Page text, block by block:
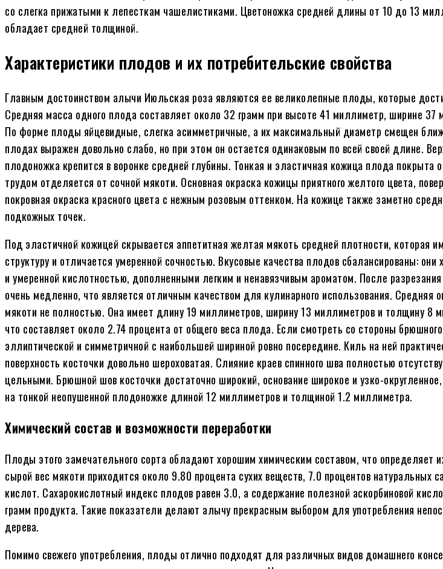
со слегка прижатыми к лепесткам чашелистиками. Цветоножка средней длины от 10 до 13
обладает средней толщиной.
Характеристики плодов и их потребительские свойства
Главным достоинством алычи Июльская роза являются ее великолепные плоды, которые
Средняя масса одного плода составляет около 32 грамм при высоте 41 миллиметр, ширине
По форме плоды яйцевидные, слегка асимметричные, а их максимальный диаметр смещен
плодах выражен довольно слабо, но при этом он остается одинаковым по всей своей длине.
плодоножка крепится в воронке средней глубины. Тонкая и эластичная кожица плода
трудом отделяется от сочной мякоти. Основная окраска кожицы приятного желтого цвета,
покровная окраска красного цвета с нежным розовым оттенком. На кожице также заметно
подкожных точек.
Под эластичной кожицей скрывается аппетитная желтая мякоть средней плотности, которая
структуру и отличается умеренной сочностью. Вкусовые качества плодов сбалансированы:
и умеренной кислотностью, дополненными легким и ненавязчивым ароматом. После
очень медленно, что является отличным качеством для кулинарного использования. Средняя
мякоти не полностью. Она имеет длину 19 миллиметров, ширину 13 миллиметров и толщину 8
что составляет около 2.74 процента от общего веса плода. Если смотреть со стороны
эллиптической и симметричной с наибольшей шириной ровно посередине. Киль на ней
поверхность косточки довольно шероховатая. Слияние краев спинного шва полностью
цельными. Брюшной шов косточки достаточно широкий, основание широкое и узко-
на тонкой неопушенной плодоножке длиной 12 миллиметров и толщиной 1.2 миллиметра.
Химический состав и возможности переработки
Плоды этого замечательного сорта обладают хорошим химическим составом, что определяет
сырой вес мякоти приходится около 9.80 процента сухих веществ, 7.0 процентов натуральных
кислот. Сахарокислотный индекс плодов равен 3.0, а содержание полезной аскорбиновой
грамм продукта. Такие показатели делают алычу прекрасным выбором для употребления
дерева.
Помимо свежего употребления, плоды отлично подходят для различных видов домашнего